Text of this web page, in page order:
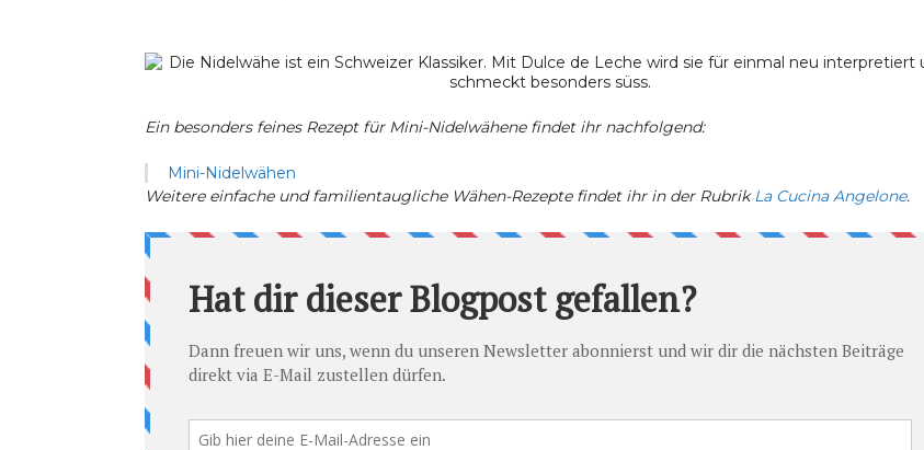
Ein besonders feines Rezept für Mini-Nidelwähene findet ihr nachfolgend:
Mini-Nidelwähen
Weitere einfache und familientaugliche Wähen-Rezepte findet ihr in der RubrikLa Cucina Angelone.